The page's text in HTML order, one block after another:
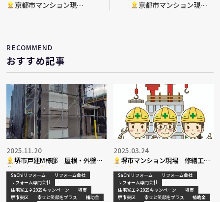
京都市マンション現
京都市マンション現
RECOMMEND
おすすめ記事
堺市戸建M様邸 屋根・外壁塗
装工事進捗
2025.11.20
SaChiリフォーム
リフォーム会社
リフォーム専門会社
住宅省エネ2025キャンペーン
堺市
堺市東区
幸せと笑顔をプラス
補助金
堺市マンション現場 修繕工事
進捗
2025.03.24
SaChiリフォーム
リフォーム会社
リフォーム専門会社
住宅省エネ2025キャンペーン
堺市
堺市東区
幸せと笑顔をプラス
補助金